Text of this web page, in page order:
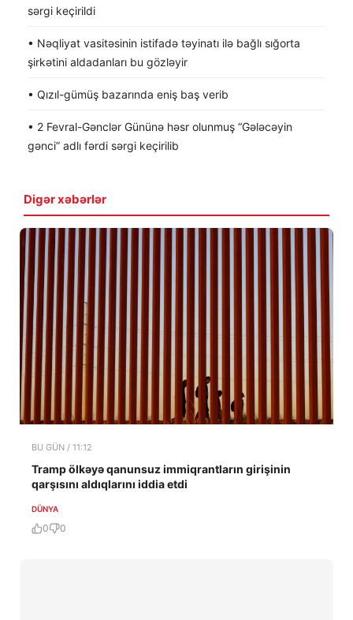
sərgi keçirildi
• Nəqliyat vasitəsinin istifadə təyinatı ilə bağlı sığorta
şirkətini aldadanları bu gözləyir
• Qızıl-gümüş bazarında eniş baş verib
• 2 Fevral-Gənclər Gününə həsr olunmuş “Gələcəyin
gənci” adlı fərdi sərgi keçirilib
Digər xəbərlər
BU GÜN / 11:12
Tramp ölkəyə qanunsuz immiqrantların girişinin
qarşısını aldıqlarını iddia etdi
DÜNYA
0 0